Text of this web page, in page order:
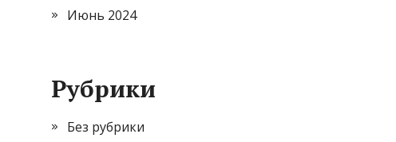
Июнь 2024
Рубрики
Без рубрики